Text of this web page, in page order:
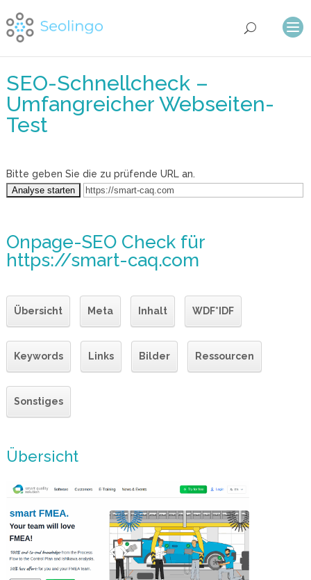
SEO-Schnellcheck –
Umfangreicher Webseiten-
Test
Bitte geben Sie die zu prüfende URL an.
Onpage-SEO Checkfür
https://smart-caq.com
Übersicht Meta Inhalt WDF*IDF
Keywords Links Bilder Ressourcen
Sonstiges
Übersicht